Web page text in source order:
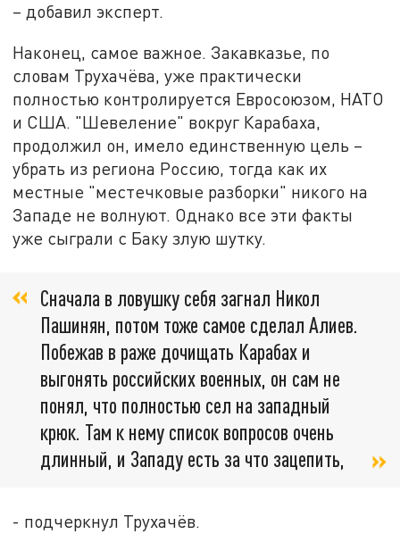
– добавил эксперт.
Наконец, самое важное. Закавказье, по
словам Трухачёва, уже практически
полностью контролируется Евросоюзом, НАТО
и США. "Шевеление" вокруг Карабаха,
продолжил он, имело единственную цель –
убрать из региона Россию, тогда как их
местные "местечковые разборки" никого на
Западе не волнуют. Однако все эти факты
уже сыграли с Баку злую шутку.
Сначала в ловушку себя загнал Никол
Пашинян, потом тоже самое сделал Алиев.
Побежав в раже дочищать Карабах и
выгонять российских военных, он сам не
понял, что полностью сел на западный
крюк. Там к нему список вопросов очень
длинный, и Западу есть за что зацепить,
- подчеркнул Трухачёв.